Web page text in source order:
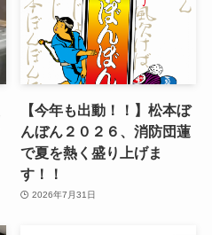
【今年も出動！！】松本ぼ
んぼん２０２６、消防団蓮
で夏を熱く盛り上げま
す！！
2026年7月31日